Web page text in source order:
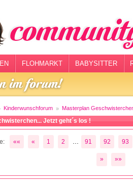
FLOHMARKT BABYSITTER
Kinderwunschforum Masterplan
Jetzt geht´s los !
«« « 1 2 91 92 93
» »»